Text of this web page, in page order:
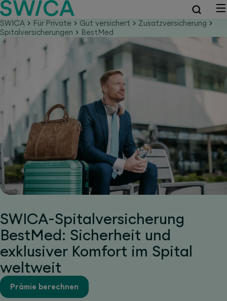
SWICA Für Private Gut versichert
Zusatzversicherung
Spitalversicherungen
BestMed
SWICA-Spitalversicherung
BestMed: Sicherheit und
exklusiver Komfort im Spital
weltweit
Prämie berechnen